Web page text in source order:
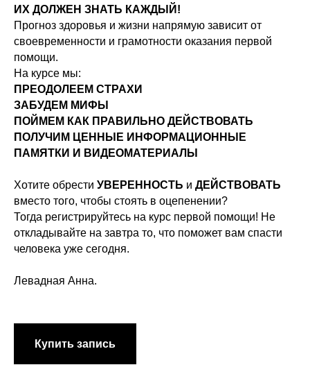
ИХ ДОЛЖЕН ЗНАТЬ КАЖДЫЙ!
Прогноз здоровья и жизни напрямую зависит от
своевременности и грамотности оказания первой
помощи.
На курсе мы:
ПРЕОДОЛЕЕМ СТРАХИ
ЗАБУДЕМ МИФЫ
ПОЙМЕМ КАК ПРАВИЛЬНО ДЕЙСТВОВАТЬ
ПОЛУЧИМ ЦЕННЫЕ ИНФОРМАЦИОННЫЕ
ПАМЯТКИ И ВИДЕОМАТЕРИАЛЫ
Хотите обрести УВЕРЕННОСТЬ и ДЕЙСТВОВАТЬ
вместо того, чтобы стоять в оцепенении?
Тогда регистрируйтесь на курс первой помощи! Не
откладывайте на завтра то, что поможет вам спасти
человека уже сегодня.
Левадная Анна.
Купить запись